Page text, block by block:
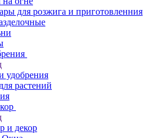
для розжига и приготовленния
удобрения
растений
и декор